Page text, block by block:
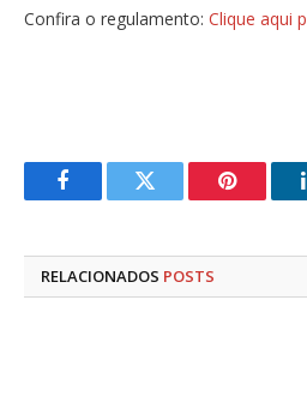
Confira o regulamento: Clique aqui
FacebookTwitter Pinterest
RELACIONADOS POSTS